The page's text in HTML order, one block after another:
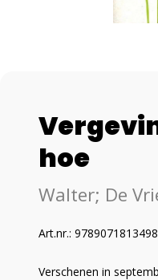
hoe
Walter; De
Art.nr.: 9789071813498
Verschenen in